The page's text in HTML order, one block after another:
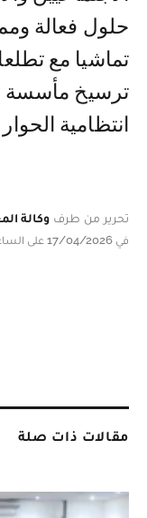
حلول فعالة
تماشيا مع
ترسيخ مأسسة
انتظامية
تحرير من طرف وكالة
في 17/04/2026 على الساعة 18:54
مقالات ذات صلة